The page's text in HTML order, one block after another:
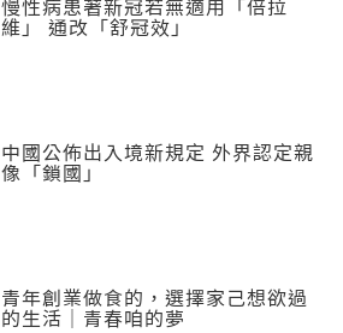
維」 通改「舒冠效」
中國公佈出入境新規定 外界認定親
像「鎖國」
青年創業做食的，選擇家己想欲過
的生活｜青春咱的夢